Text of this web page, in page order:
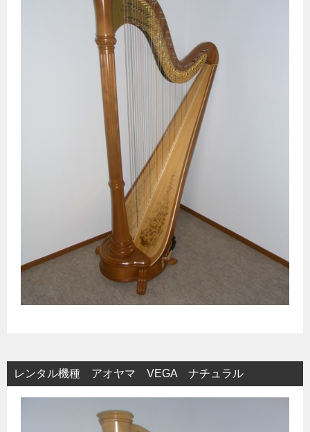
レンタル機種 アオヤマ VEGA ナチュラル